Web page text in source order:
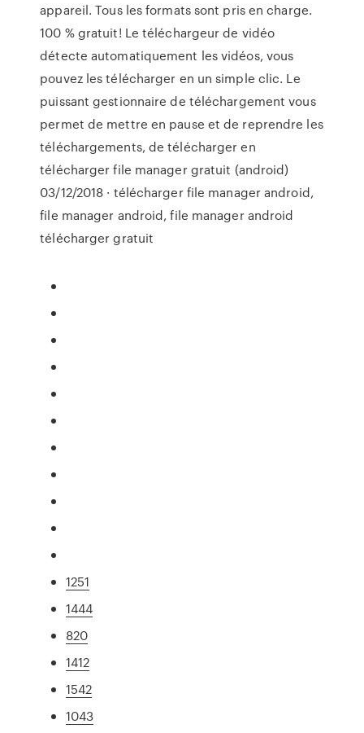
appareil. Tous les formats sont pris en charge.
100 % gratuit! Le téléchargeur de vidéo
détecte automatiquement les vidéos, vous
pouvez les télécharger en un simple clic. Le
puissant gestionnaire de téléchargement vous
permet de mettre en pause et de reprendre les
téléchargements, de télécharger en
télécharger file manager gratuit (android)
03/12/2018 · télécharger file manager android,
file manager android, file manager android
télécharger gratuit
1251
1444
820
1412
1542
1043